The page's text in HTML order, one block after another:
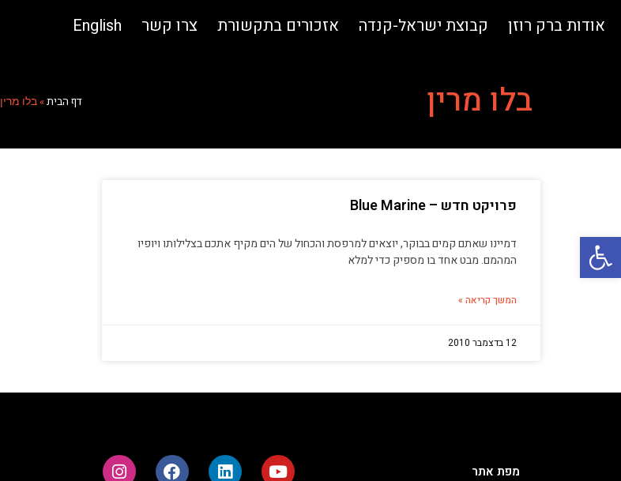
פתח סרגל נגישות
אודות ברק רוזן קבוצת ישראל-קנדה אזכורים בתקשורת צרו קשר English
בלו מרין דף הבית»בלו מרין
פרויקט חדש – Blue Marine
דמיינו שאתם קמים בבוקר, יוצאים למרפסת והכחול של הים מקיף אתכם בצלילותו ויופיו
המהמם. מבט אחד בו מספיק כדי למלא
המשך קריאה »
12 בדצמבר 2010
מפת אתר